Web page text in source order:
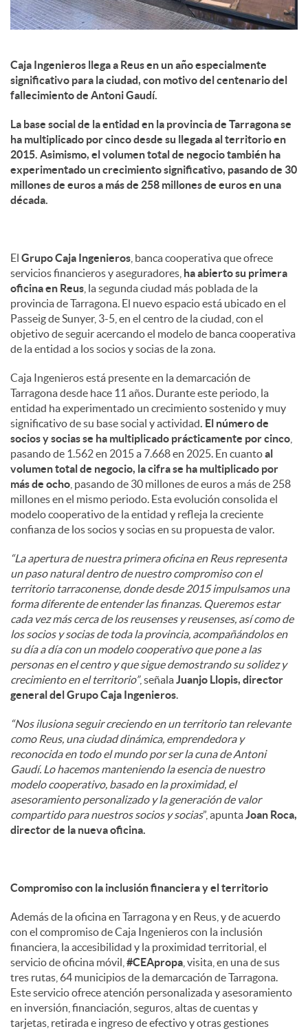
Caja Ingenieros llega a Reus en un año especialmente
significativo para la ciudad, con motivo del centenario del
fallecimiento de Antoni Gaudí.
La base social de la entidad en la provincia de Tarragona se
ha multiplicado por cinco desde su llegada al territorio en
2015. Asimismo, el volumen total de negocio también ha
experimentado un crecimiento significativo, pasando de 30
millones de euros a más de 258 millones de euros en una
década.
El Grupo Caja Ingenieros , banca cooperativa que ofrece
servicios financieros y aseguradores, ha abierto su primera
oficina en Reus , la segunda ciudad más poblada de la
provincia de Tarragona. El nuevo espacio está ubicado en el
Passeig de Sunyer, 3-5, en el centro de la ciudad, con el
objetivo de seguir acercando el modelo de banca cooperativa
de la entidad a los socios y socias de la zona.
Caja Ingenieros está presente en la demarcación de
Tarragona desde hace 11 años. Durante este periodo, la
entidad ha experimentado un crecimiento sostenido y muy
significativo de su base social y actividad. El número de
socios y socias se ha multiplicado prácticamente por cinco
pasando de 1.562 en 2015 a 7.668 en 2025. En cuantoal
volumen total de negocio, la cifra se ha multiplicado por
más de ocho , pasando de 30 millones de euros a más de 258
millones en el mismo periodo. Esta evolución consolida el
modelo cooperativo de la entidad y refleja la creciente
confianza de los socios y socias en su propuesta de valor.
“La apertura de nuestra primera oficina en Reus representa
un paso natural dentro de nuestro compromiso con el
territorio tarraconense, donde desde 2015 impulsamos una
forma diferente de entender las finanzas. Queremos estar
cada vez más cerca de los reusenses y reusenses, así como de
los socios y socias de toda la provincia, acompañándolos en
su día a día con un modelo cooperativo que pone a las
personas en el centro y que sigue demostrando su solidez y
crecimiento en el territorio”, señalaJuanjo Llopis, director
general del Grupo Caja Ingenieros.
“Nos ilusiona seguir creciendo en un territorio tan relevante
como Reus, una ciudad dinámica, emprendedora y
reconocida en todo el mundo por ser la cuna de Antoni
Gaudí. Lo hacemos manteniendo la esencia de nuestro
modelo cooperativo, basado en la proximidad, el
asesoramiento personalizado y la generación de valor
compartido para nuestros socios y socias”, apuntaJoan Roca,
director de la nueva oficina.
Compromiso con la inclusión financiera y el territorio
Además de la oficina en Tarragona y en Reus, y de acuerdo
con el compromiso de Caja Ingenieros con la inclusión
financiera, la accesibilidad y la proximidad territorial, el
servicio de oficina móvil, #CEApropa , visita, en una de sus
tres rutas, 64 municipios de la demarcación de Tarragona.
Este servicio ofrece atención personalizada y asesoramiento
en inversión, financiación, seguros, altas de cuentas y
tarjetas, retirada e ingreso de efectivo y otras gestiones